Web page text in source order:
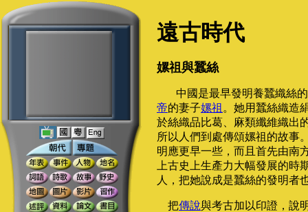
遠古時代
嫘祖與蠶絲
中國是最早發明養蠶織絲
帝的妻子嫘祖 。她用蠶絲織造
於絲織品比葛、麻類纖維織出
所以人們到處傳頌嫘祖的故事
明應更早一些，而且首先由南
上古史上生產力大幅發展的時
人，把她說成是蠶絲的發明者
把傳說與考古加以印證，說